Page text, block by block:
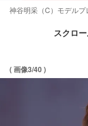
神谷明采（C）モデルプ
スクロ
( 画像3/40 )